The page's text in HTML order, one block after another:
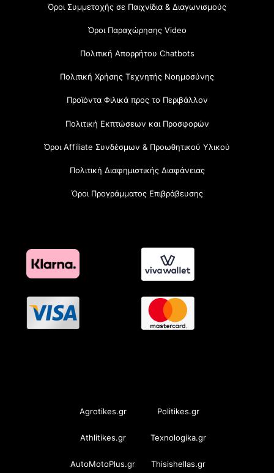
Όροι Συμμετοχής σε Παιχνίδια & Διαγωνισμούς
Όροι Παραχώρησης Video
Πολιτική Απορρήτου Chatbots
Πολιτική Χρήσης Τεχνητής Νοημοσύνης
Προϊόντα Φιλικά προς το Περιβάλλον
Πολιτική Εκπτώσεων και Προσφορών
Όροι Affiliate Συνδέσμων & Προωθητικού Υλικού
Πολιτική Διαφημιστικής Διαφάνειας
Όροι Προγράμματος Επιβράβευσης
Agrotikes.gr Politikes.gr
Athlitikes.gr Texnologika.gr
AutoMotoPlus.gr Thisishellas.gr